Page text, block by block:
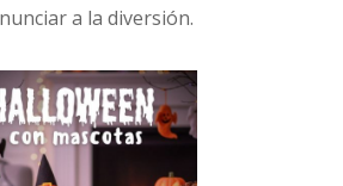
a la diversión.